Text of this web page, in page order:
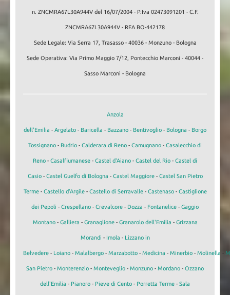
n. ZNCMRA67L30A944V del 16/07/2004 - P.Iva 02473091201 - C.F.
ZNCMRA67L30A944V - REA BO-442178
Sede Legale: Via Serra 17, Trasasso - 40036 - Monzuno - Bologna
Sede Operativa: Via Primo Maggio 7/12, Pontecchio Marconi - 40044 -
Sasso Marconi - Bologna
Anzola
dell'Emilia - Argelato - Baricella - Bazzano - Bentivoglio - Bologna - Borgo
Tossignano - Budrio - Calderara di Reno - Camugnano - Casalecchio di
Reno - Casalfiumanese - Castel d'Aiano - Castel del Rio - Castel di
Casio- Castel Guelfo di Bologna - Castel Maggiore- Castel San Pietro
Terme- Castello d'Argile- Castello di Serravalle- Castenaso- Castiglione
dei Pepoli - Crespellano - Crevalcore - Dozza - Fontanelice - Gaggio
Montano- Galliera - Granaglione- Granarolo dell'Emilia - Grizzana
Morandi - Imola - Lizzano in
Belvedere - Loiano - Malalbergo - Marzabotto - Medicina - Minerbio - Molinella -
San Pietro - Monterenzio - Monteveglio - Monzuno - Mordano - Ozzano
dell'Emilia - Pianoro - Pieve di Cento - Porretta Terme - Sala